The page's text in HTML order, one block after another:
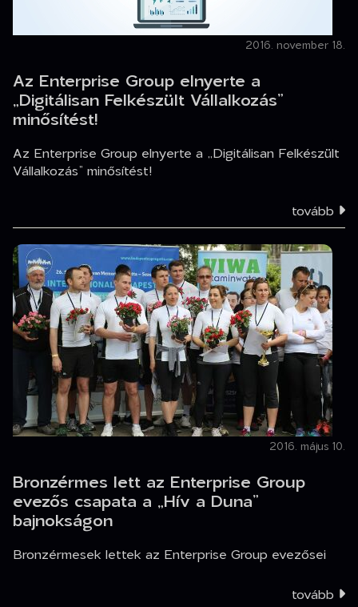
2016. november 18.
Az Enterprise Group elnyerte a
„Digitálisan Felkészült Vállalkozás”
minősítést!
Az Enterprise Group elnyerte a „Digitálisan Felkészült
Vállalkozás” minősítést!
tovább
2016. május 10.
Bronzérmes lett az Enterprise Group
evezős csapata a „Hív a Duna”
bajnokságon
Bronzérmesek lettek az Enterprise Group evezősei
tovább